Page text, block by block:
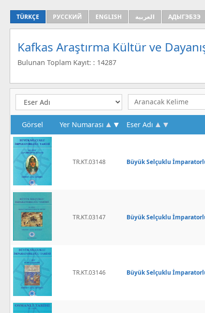
TÜRKÇE РУССКИЙ ENGLISH العربية АДЫГЭБЗЭ
Kafkas Araştırma Kültür ve
Bulunan Toplam Kayıt: : 14287
Görsel Yer Numarası Eser Adı
TR.KT.03148 Büyük Selçuklu
TR.KT.03147 Büyük Selçuklu
TR.KT.03146 Büyük Selçuklu